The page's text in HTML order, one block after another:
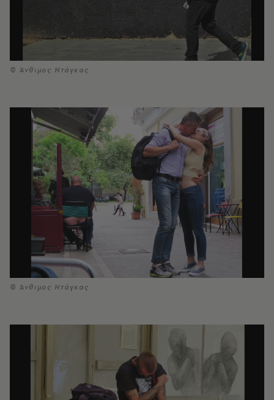
© Άνθιμος Ντάγκας
© Άνθιμος Ντάγκας